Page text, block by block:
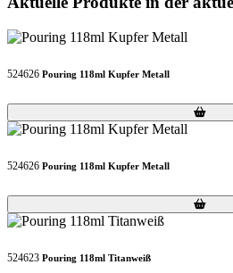
524626 Pouring 118ml Kupfer Metall
Loading...
Loading...
524626 Pouring 118ml Kupfer Metall
Loading...
Loading...
524623 Pouring 118ml Titanweiß